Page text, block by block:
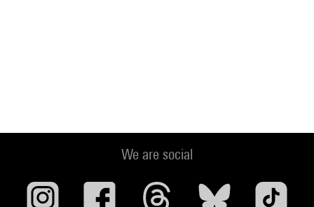
We are social